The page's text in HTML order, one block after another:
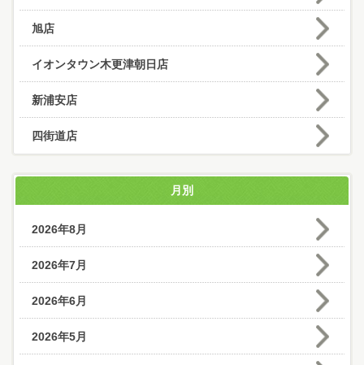
旭店
イオンタウン木更津朝日店
新浦安店
四街道店
月別
2026年8月
2026年7月
2026年6月
2026年5月